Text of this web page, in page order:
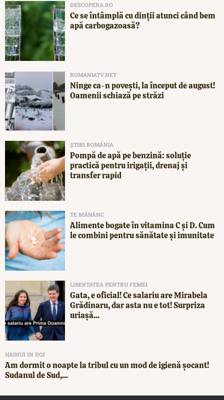
DESCOPERA.RO
Ce se întâmplă cu dinții atunci când bem
apă carbogazoasă?
ROMANIATV.NET
Ninge ca-n povești, la început de august!
Oamenii schiază pe străzi
ȘTIRI ROMÂNIA
Pompă de apă pe benzină: soluție
practică pentru irigații, drenaj și
transfer rapid
TE MĂNÂNC
Alimente bogate în vitamina C și D. Cum
le combini pentru sănătate și imunitate
LIBERTATEA PENTRU FEMEI
Gata, e oficial! Ce salariu are Mirabela
Grădinaru, dar asta nu e tot! Surpriza
uriașă...
HAIHUI IN DOI
Am dormit o noapte la tribul cu un mod de igienă șocant!
Sudanul de Sud,...